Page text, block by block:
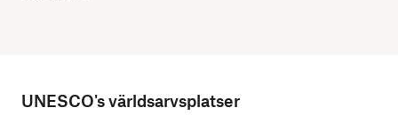
UNESCO's världsarvsplatser